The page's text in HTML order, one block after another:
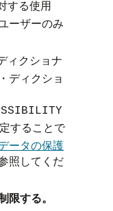
する使用
ーザーのみ
ィクショナ
ディクショ
することで
ータの保護
照してくだ
限する。